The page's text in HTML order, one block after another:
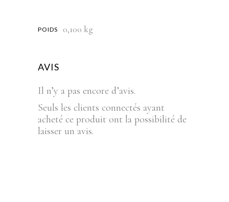
POIDS 0,100 kg
AVIS
Il n’y a pas encore d’avis.
Seuls les clients connectés ayant
acheté ce produit ont la possibilité de
laisser un avis.